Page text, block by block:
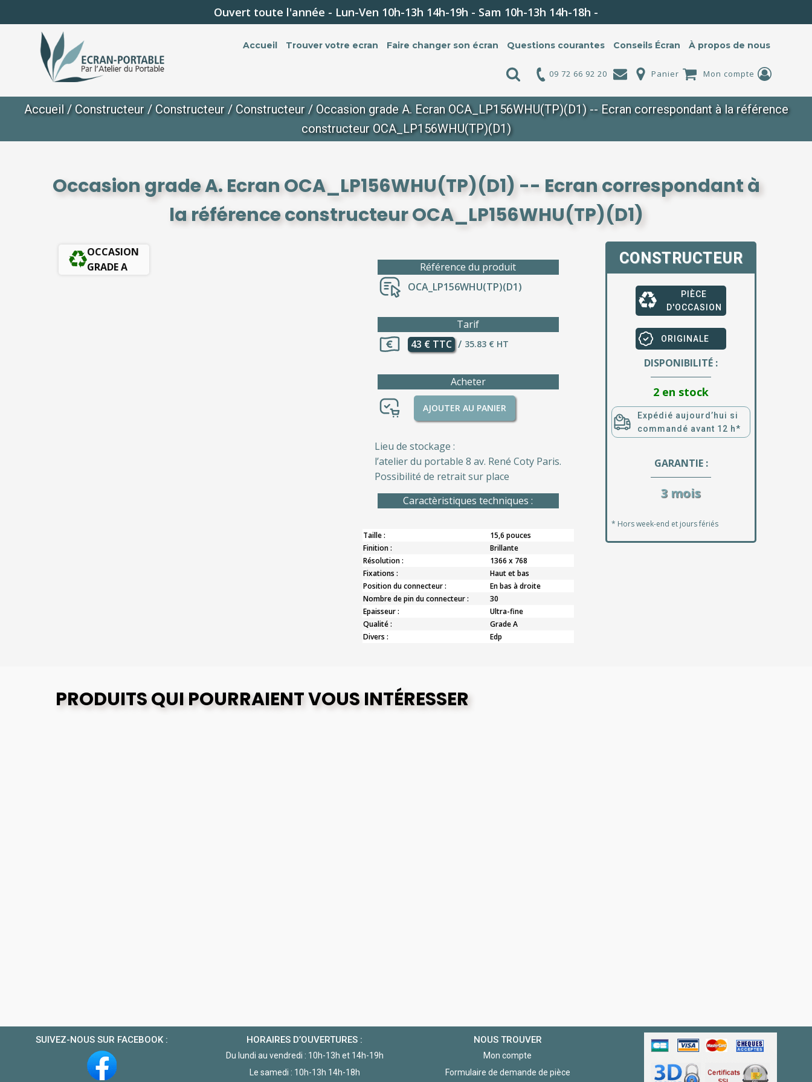
Ouvert toute l'année - Lun-Ven 10h-13h 14h-19h - Sam 10h-13h 14h-18h -
Accueil Trouver votre ecran Faire changer son écran Questions courantes Conseils Écran À propos de nous
09 72 66 92 20 Panier Mon compte
Accueil/ Constructeur/ Constructeur/ Constructeur/ Occasion grade A. Ecran OCA_LP156WHU(TP)(D1) -- Ecran correspondant à la référence
constructeur OCA_LP156WHU(TP)(D1)
Occasion grade A. Ecran OCA_LP156WHU(TP)(D1) -- Ecran correspondant à
la référence constructeur OCA_LP156WHU(TP)(D1)
OCCASION
GRADE A
Référence du produit
OCA_LP156WHU(TP)(D1)
Tarif
43 € TTC / 35.83 € HT
Acheter
AJOUTER AU PANIER
Lieu de stockage :
l’atelier du portable 8 av. René Coty Paris.
Possibilité de retrait sur place
Caractèristiques techniques :
Taille :
15,6 pouces
Finition :
Brillante
Résolution :
1366 x 768
Fixations :
Haut et bas
Position du connecteur :
En bas à droite
Nombre de pin du connecteur :
30
Epaisseur :
Ultra-fine
Qualité :
Grade A
Divers :
Edp
CONSTRUCTEUR
PIÈCE
D'OCCASION
ORIGINALE
DISPONIBILITÉ :
2 en stock
Expédié aujourd’hui si
commandé avant 12 h*
GARANTIE :
3 mois
* Hors week-end et jours fériés
PRODUITS QUI POURRAIENT VOUS INTÉRESSER
SUIVEZ-NOUS SUR FACEBOOK : HORAIRES D’OUVERTURES :
Du lundi au vendredi : 10h-13h et 14h-19h
Le samedi : 10h-13h 14h-18h
NOUS TROUVER
Mon compte
Formulaire de demande de pièce